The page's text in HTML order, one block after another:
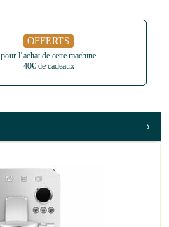
OFFERTS
pour l’achat de cette machine
40€ de cadeaux